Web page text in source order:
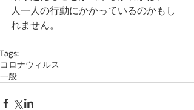
人一人の行動にかかっているのかもし
れません。
Tags:
コロナウィルス
一般